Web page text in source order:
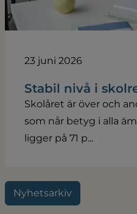
23 juni 2026
Stabil nivå i
Skolåret är över och
som når betyg i alla
ligger på 71 p...
Nyhetsarkiv